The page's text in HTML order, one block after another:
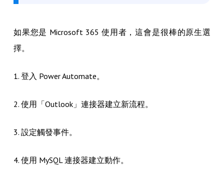
如果您是 Microsoft 365 使用者，這會是很棒的原生選
擇。
1. 登入 Power Automate。
2. 使用「Outlook」連接器建立新流程。
3. 設定觸發事件。
4. 使用 MySQL 連接器建立動作。